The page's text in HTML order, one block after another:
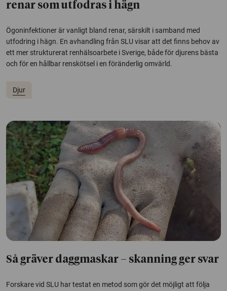
renar som utfodras i hägn
Ögoninfektioner är vanligt bland renar, särskilt i samband med
utfodring i hägn. En avhandling från SLU visar att det finns behov av
ett mer strukturerat renhälsoarbete i Sverige, både för djurens bästa
och för en hållbar renskötsel i en föränderlig omvärld.
Djur
Så gräver daggmaskar – skanning ger svar
Forskare vid SLU har testat en metod som gör det möjligt att följa